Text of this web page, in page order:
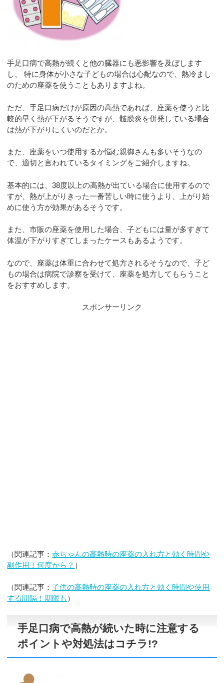
手足口病で高熱が続くと他の臓器にも悪影響を及ぼします
し、 特に身体が小さな子どもの場合は心配なので、熱冷まし
のための座薬を使うこともありますよね。
ただ、手足口病だけが原因の高熱であれば、座薬を使うと比
較的早く熱が下がるそうですが、髄膜炎を併発している場合
は熱が下がりにくいのだとか。
また、座薬をいつ使用するか悩む親御さんも多いそうなの
で、適切と言われているタイミングをご紹介しますね。
基本的には、38度以上の高熱が出ている場合に使用するので
すが、熱が上がりきった一番苦しい時に使うより、上がり始
めに使う方が効果があるそうです。
また、市販の座薬を使用した場合、子どもには量が多すぎて
体温が下がりすぎてしまったケースもあるようです。
なので、座薬は体重に合わせて処方されるそうなので、子ど
もの場合は病院で診察を受けて、座薬を処方してもらうこと
をおすすめします。
スポンサーリンク
（関連記事：赤ちゃんの高熱時の座薬の入れ方と効く時間や
副作用！何度から？ ）
（関連記事：子供の高熱時の座薬の入れ方と効く時間や使用
する間隔！期限も ）
手足口病で高熱が続いた時に注意する
ポイントや対処法はコチラ!?